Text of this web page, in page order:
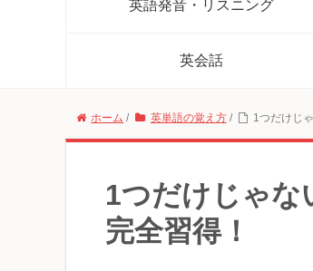
英語発音・リスニング
英会話
ホーム / 英単語の覚え方 / 1つだけじ
1つだけじゃな
完全習得！